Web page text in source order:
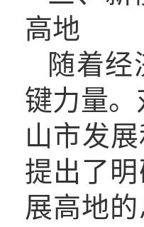
高地
随着经
键力量。
山市发
提出了
展高地